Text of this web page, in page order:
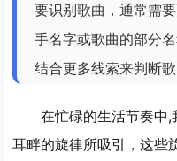
要识别歌曲，通常需
手名字或歌曲的部分
结合更多线索来判断歌
在忙碌的生活节奏中
耳畔的旋律所吸引，这些